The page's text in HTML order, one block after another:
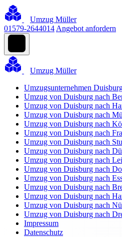
Umzug Müller
01579-2644014 Angebot anfordern
Umzug Müller
Umzugsunternehmen
Umzug von Duisburg nach
Umzug von Duisburg nach
Umzug von Duisburg nach
Umzug von Duisburg nach
Umzug von Duisburg nach
Umzug von Duisburg nach
Umzug von Duisburg nach
Umzug von Duisburg nach
Umzug von Duisburg nach
Umzug von Duisburg nach
Umzug von Duisburg nach
Umzug von Duisburg nach
Umzug von Duisburg nach
Umzug von Duisburg nach
Impressum
Datenschutz